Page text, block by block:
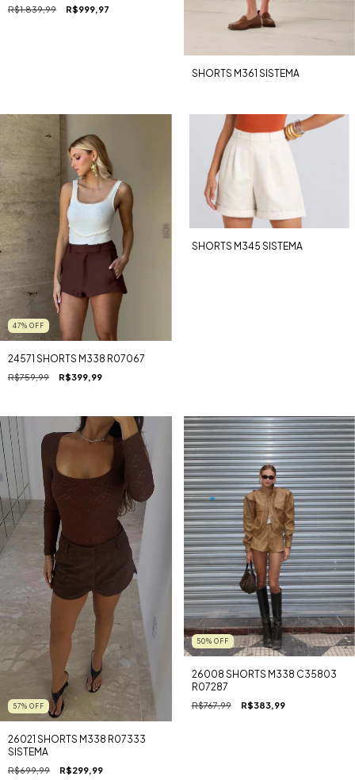
R$1.839,99 R$999,97
SHORTS M361 SISTEMA
47% OFF
24571 SHORTS M338 R07067
R$759,99 R$399,99
SHORTS M345 SISTEMA
57% OFF
26021 SHORTS M338 R07333
SISTEMA
R$699,99 R$299,99
50% OFF
26008 SHORTS M338 C35803
R07287
R$767,99 R$383,99